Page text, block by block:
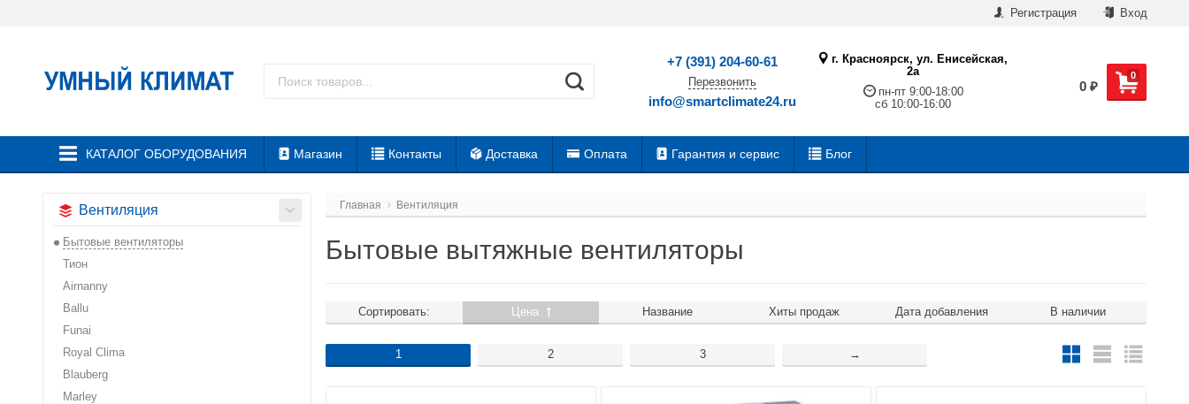
Регистрация Вход
+7 (391) 204-60-61
Перезвонить
info@smartclimate24.ru
г. Красноярск, ул. Енисейская,
2а
пн-пт 9:00-18:00
сб 10:00-16:00
0
0 ₽
КАТАЛОГ ОБОРУДОВАНИЯ Магазин Контакты Доставка Оплата Гарантия и сервис Блог
Вентиляция
Бытовые вентиляторы
Тион
Airnanny
Ballu
Funai
Royal Clima
Blauberg
Marley
Главная Вентиляция
Бытовые вытяжные вентиляторы
Сортировать: Цена Название Хиты продаж Дата добавления В наличии
1 2 3 →